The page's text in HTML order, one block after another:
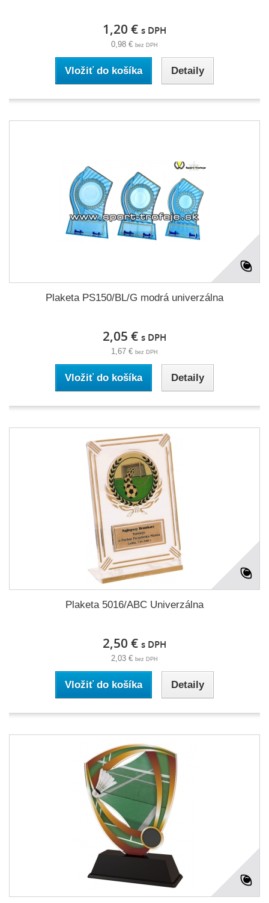
1,20 € s DPH
0,98 € bez DPH
Vložiť do košíka Detaily
Plaketa PS150/BL/G modrá univerzálna
2,05 € s DPH
1,67 € bez DPH
Vložiť do košíka Detaily
Plaketa 5016/ABC Univerzálna
2,50 € s DPH
2,03 € bez DPH
Vložiť do košíka Detaily